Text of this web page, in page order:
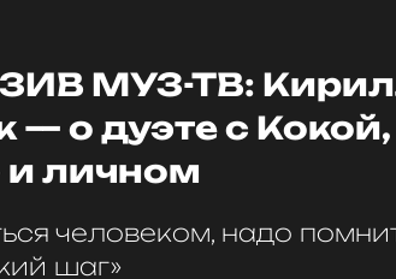
МУЗ-ТВ:
— о дуэте с Кокой,
и личном
человеком, надо
шаг»